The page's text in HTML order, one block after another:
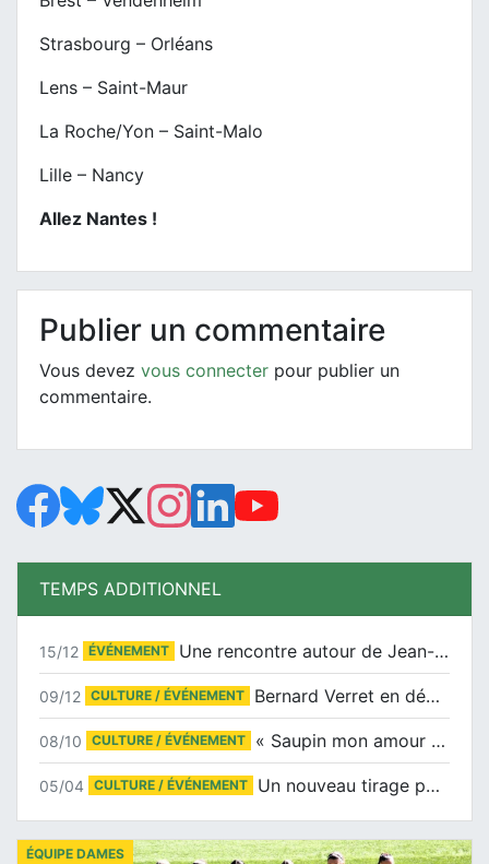
Strasbourg – Orléans
Lens – Saint-Maur
La Roche/Yon – Saint-Malo
Lille – Nancy
Allez Nantes !
Publier un commentaire
Vous devez vous connecter pour publier un
commentaire.
TEMPS ADDITIONNEL
15/12 ÉVÉNEMENT Une rencontre autour de Jean-Claude Suaudeau
09/12 CULTURE / ÉVÉNEMENT Bernard Verret en dédicaces le samedi 13 décembre à l’Espace Culturel Atlantis
08/10 CULTURE / ÉVÉNEMENT « Saupin mon amour » au salon du livre de Trentemoult
05/04 CULTURE / ÉVÉNEMENT Un nouveau tirage pour le Docu-BD
ÉQUIPE DAMES